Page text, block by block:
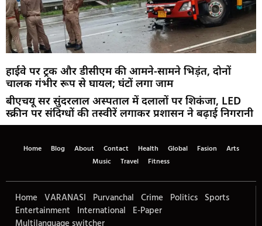
हाईवे पर ट्रक और डीसीएम की आमने-सामने भिड़ंत, दोनों
चालक गंभीर रूप से घायल; घंटों लगा जाम
बीएचयू सर सुंदरलाल अस्पताल में दलालों पर शिकंजा, LED
स्क्रीन पर संदिग्धों की तस्वीरें लगाकर प्रशासन ने बढ़ाई निगरानी
Home Blog About Contact Health Global Fasion
Arts
Music
Travel Fitness
Home VARANASI Purvanchal Crime Politics Sports
Entertainment International E-Paper